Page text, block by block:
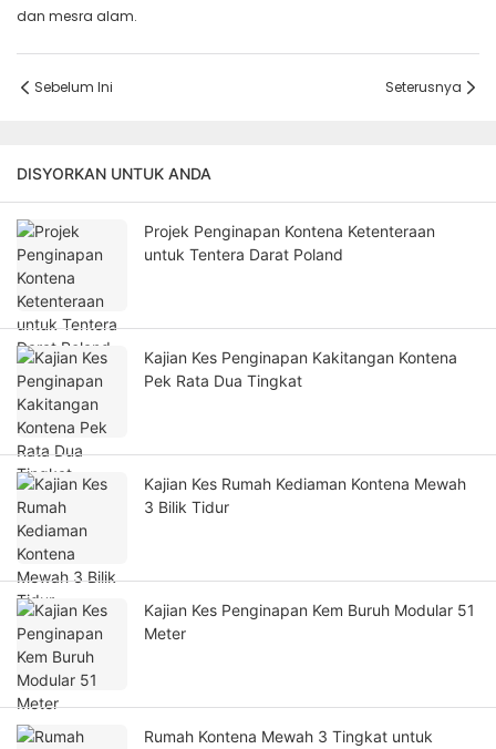
dan mesra alam.
Sebelum Ini Seterusnya
DISYORKAN UNTUK ANDA
Projek Penginapan Kontena Ketenteraan
untuk Tentera Darat Poland
Kajian Kes Penginapan Kakitangan Kontena
Pek Rata Dua Tingkat
Kajian Kes Rumah Kediaman Kontena Mewah
3 Bilik Tidur
Kajian Kes Penginapan Kem Buruh Modular 51
Meter
Rumah Kontena Mewah 3 Tingkat untuk